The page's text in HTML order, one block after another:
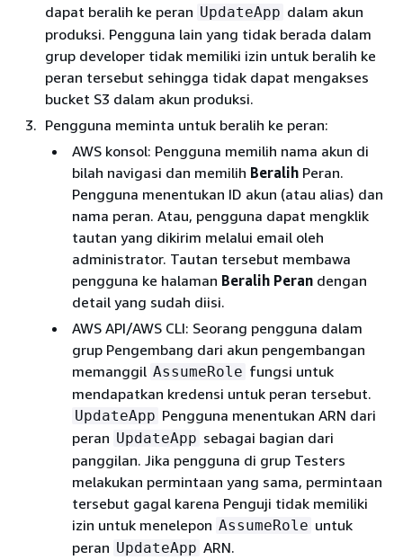
dapat beralih ke peran UpdateApp dalam akun
produksi. Pengguna lain yang tidak berada dalam
grup developer tidak memiliki izin untuk beralih ke
peran tersebut sehingga tidak dapat mengakses
bucket S3 dalam akun produksi.
Pengguna meminta untuk beralih ke peran:
AWS konsol: Pengguna memilih nama akun di
bilah navigasi dan memilih Beralih Peran.
Pengguna menentukan ID akun (atau alias) dan
nama peran. Atau, pengguna dapat mengklik
tautan yang dikirim melalui email oleh
administrator. Tautan tersebut membawa
pengguna ke halaman Beralih Peran dengan
detail yang sudah diisi.
AWS API/AWS CLI: Seorang pengguna dalam
grup Pengembang dari akun pengembangan
memanggil AssumeRole fungsi untuk
mendapatkan kredensi untuk peran tersebut.
UpdateApp Pengguna menentukan ARN dari
peran UpdateApp sebagai bagian dari
panggilan. Jika pengguna di grup Testers
melakukan permintaan yang sama, permintaan
tersebut gagal karena Penguji tidak memiliki
izin untuk menelepon AssumeRole untuk
peran UpdateApp ARN.